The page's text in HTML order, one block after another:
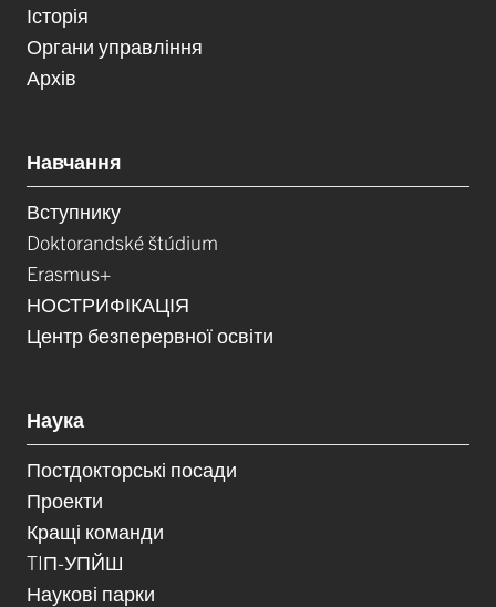
Історія
Органи управління
Архів
Навчання
Вступнику
Doktorandské štúdium
Erasmus+
НОСТРИФІКАЦІЯ
Центр безперервної освіти
Наука
Постдокторські посади
Проекти
Кращі команди
TIП-УПЙШ
Наукові парки